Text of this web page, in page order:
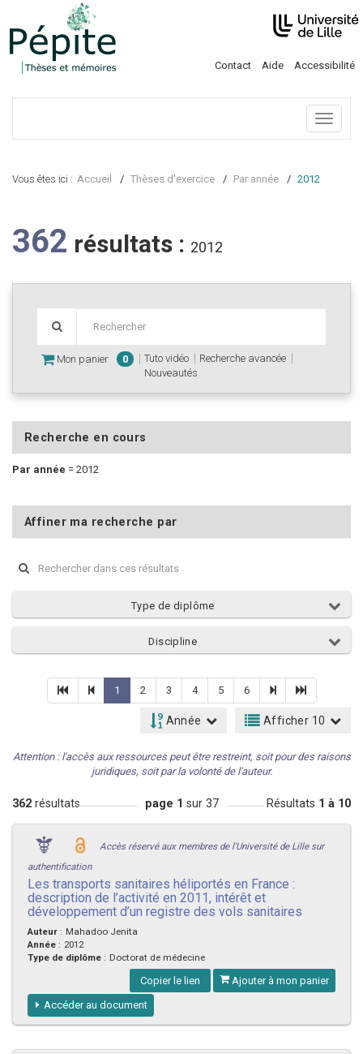
Contact Aide Accessibilité
Menu
Vous êtes ici : Accueil Thèses d'exercice Par année 2012
362 résultats : 2012
Mon panier 0 Tuto vidéo
Recherche avancée
Nouveautés
Recherche en cours
Par année = 2012
Affiner ma recherche par
Type de diplôme
Discipline
1 2 3 4 5 6
Année Afficher 10
Attention : l'accès aux ressources peut être restreint, soit pour des raisons
juridiques, soit par la volonté de l'auteur.
362 résultats page 1 sur 37 Résultats 1 à 10
Accès réservé aux membres de l'Université de Lille sur
authentification
Les transports sanitaires héliportés en France :
description de l’activité en 2011, intérêt et
développement d’un registre des vols sanitaires
Auteur : Mahadoo Jenita
Année : 2012
Type de diplôme : Doctorat de médecine
Copier le lien Ajouter à mon panier
Accéder au document